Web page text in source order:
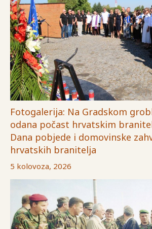
Fotogalerija: Na Gradskom
odana počast hrvatskim
Dana pobjede i domovinske
hrvatskih branitelja
5 kolovoza, 2026